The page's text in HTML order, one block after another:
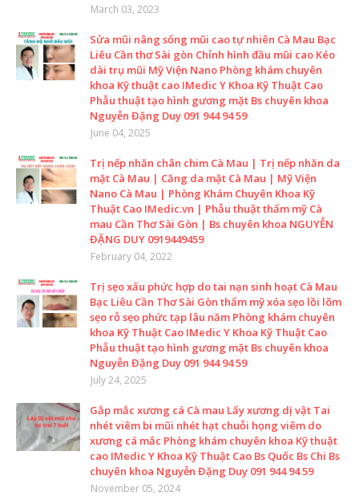
March 03, 2023
Sửa mũi nâng sống mũi cao tự nhiên Cà Mau Bạc
Liêu Cần thơ Sài gòn Chỉnh hình đầu mũi cao Kéo
dài trụ mũi Mỹ Viện Nano Phòng khám chuyên
khoa Kỹ thuật cao IMedic Y Khoa Kỹ Thuật Cao
Phẫu thuật tạo hình gương mặt Bs chuyên khoa
Nguyễn Đặng Duy 091 944 94 59
June 04, 2025
Trị nếp nhăn chân chim Cà Mau | Trị nếp nhăn da
mặt Cà Mau | Căng da mặt Cà Mau | Mỹ Viện
Nano Cà Mau | Phòng Khám Chuyên Khoa Kỹ
Thuật Cao IMedic.vn | Phẫu thuật thẩm mỹ Cà
mau Cần Thơ Sài Gòn | Bs chuyên khoa NGUYỄN
ĐẶNG DUY 0919449459
February 04, 2022
Trị sẹo xấu phức hợp do tai nạn sinh hoạt Cà Mau
Bạc Liêu Cần Thơ Sài Gòn thẩm mỹ xóa sẹo lồi lõm
sẹo rỗ sẹo phức tạp lâu năm Phòng khám chuyên
khoa Kỹ Thuật Cao IMedic Y Khoa Kỹ Thuật Cao
Phẫu thuật tạo hình gương mặt Bs chuyên khoa
Nguyễn Đặng Duy 091 944 94 59
July 24, 2025
Gắp mắc xương cá Cà mau Lấy xương dị vật Tai
nhét viêm bi mũi nhét hạt chuỗi họng viêm do
xương cá mắc Phòng khám chuyên khoa Kỹ thuật
cao IMedic Y Khoa Kỹ Thuật Cao Bs Quốc Bs Chi Bs
chuyên khoa Nguyễn Đặng Duy 091 944 94 59
November 05, 2024